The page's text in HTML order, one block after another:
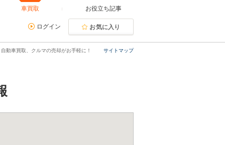
車買取 お役立ち記事
ログイン お気に入り
サイトマップ
動車買取、クルマの売却がお手軽に！